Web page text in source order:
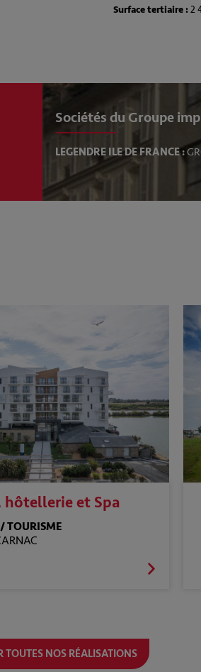
Surface tertiaire :2
Sociétés du Groupe
LEGENDRE ILE DE FRANCE :
hôtellerie et Spa
TOURISME
TOUTES NOS RÉALISATIONS